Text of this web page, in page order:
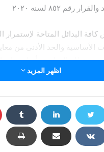
رقم ٨٥٢ لسنه ٢٠٢٠
البدائل المتاحة لإستمرار
الأساسية والحد الأدنى من
ونظام الدراسة وأسلوب
مع التقيد بما أتخذته الدولة من
على إستكمال الفصل الدراسي
ووضعها في المقام الأول بغية
عليهم مع الحفاظ على
اظهر المزيد